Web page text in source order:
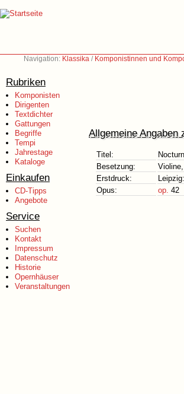
Navigation: Klassika / Komponistinnen und
Rubriken
Komponisten
Dirigenten
Textdichter
Gattungen
Begriffe
Tempi
Jahrestage
Kataloge
Einkaufen
CD-Tipps
Angebote
Service
Suchen
Kontakt
Impressum
Datenschutz
Historie
Opernhäuser
Veranstaltungen
Allgemeine Angaben
Titel:
Besetzung:
Erstdruck:
Opus:
op. 42